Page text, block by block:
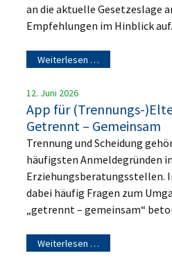
an die aktuelle Gesetzeslage
Empfehlungen im Hinblick
Weiterlesen …
12. Juni 2026
App für (Trennungs-
Getrennt – Gemeinsam
Trennung und Scheidung
häufigsten Anmeldegründen
Erziehungsberatungsstellen.
dabei häufig Fragen zum
„getrennt – gemeinsam“
Weiterlesen …